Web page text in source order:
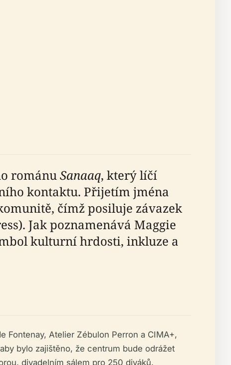
románuSanaaq, který líčí
kontaktu. Přijetím jména
čímž posiluje závazek
Jak poznamenává Maggie
kulturní hrdosti, inkluze a
Fontenay, Atelier Zébulon Perron a CIMA+,
bylo zajištěno, že centrum bude odrážet
divadelním sálem pro 250 diváků,